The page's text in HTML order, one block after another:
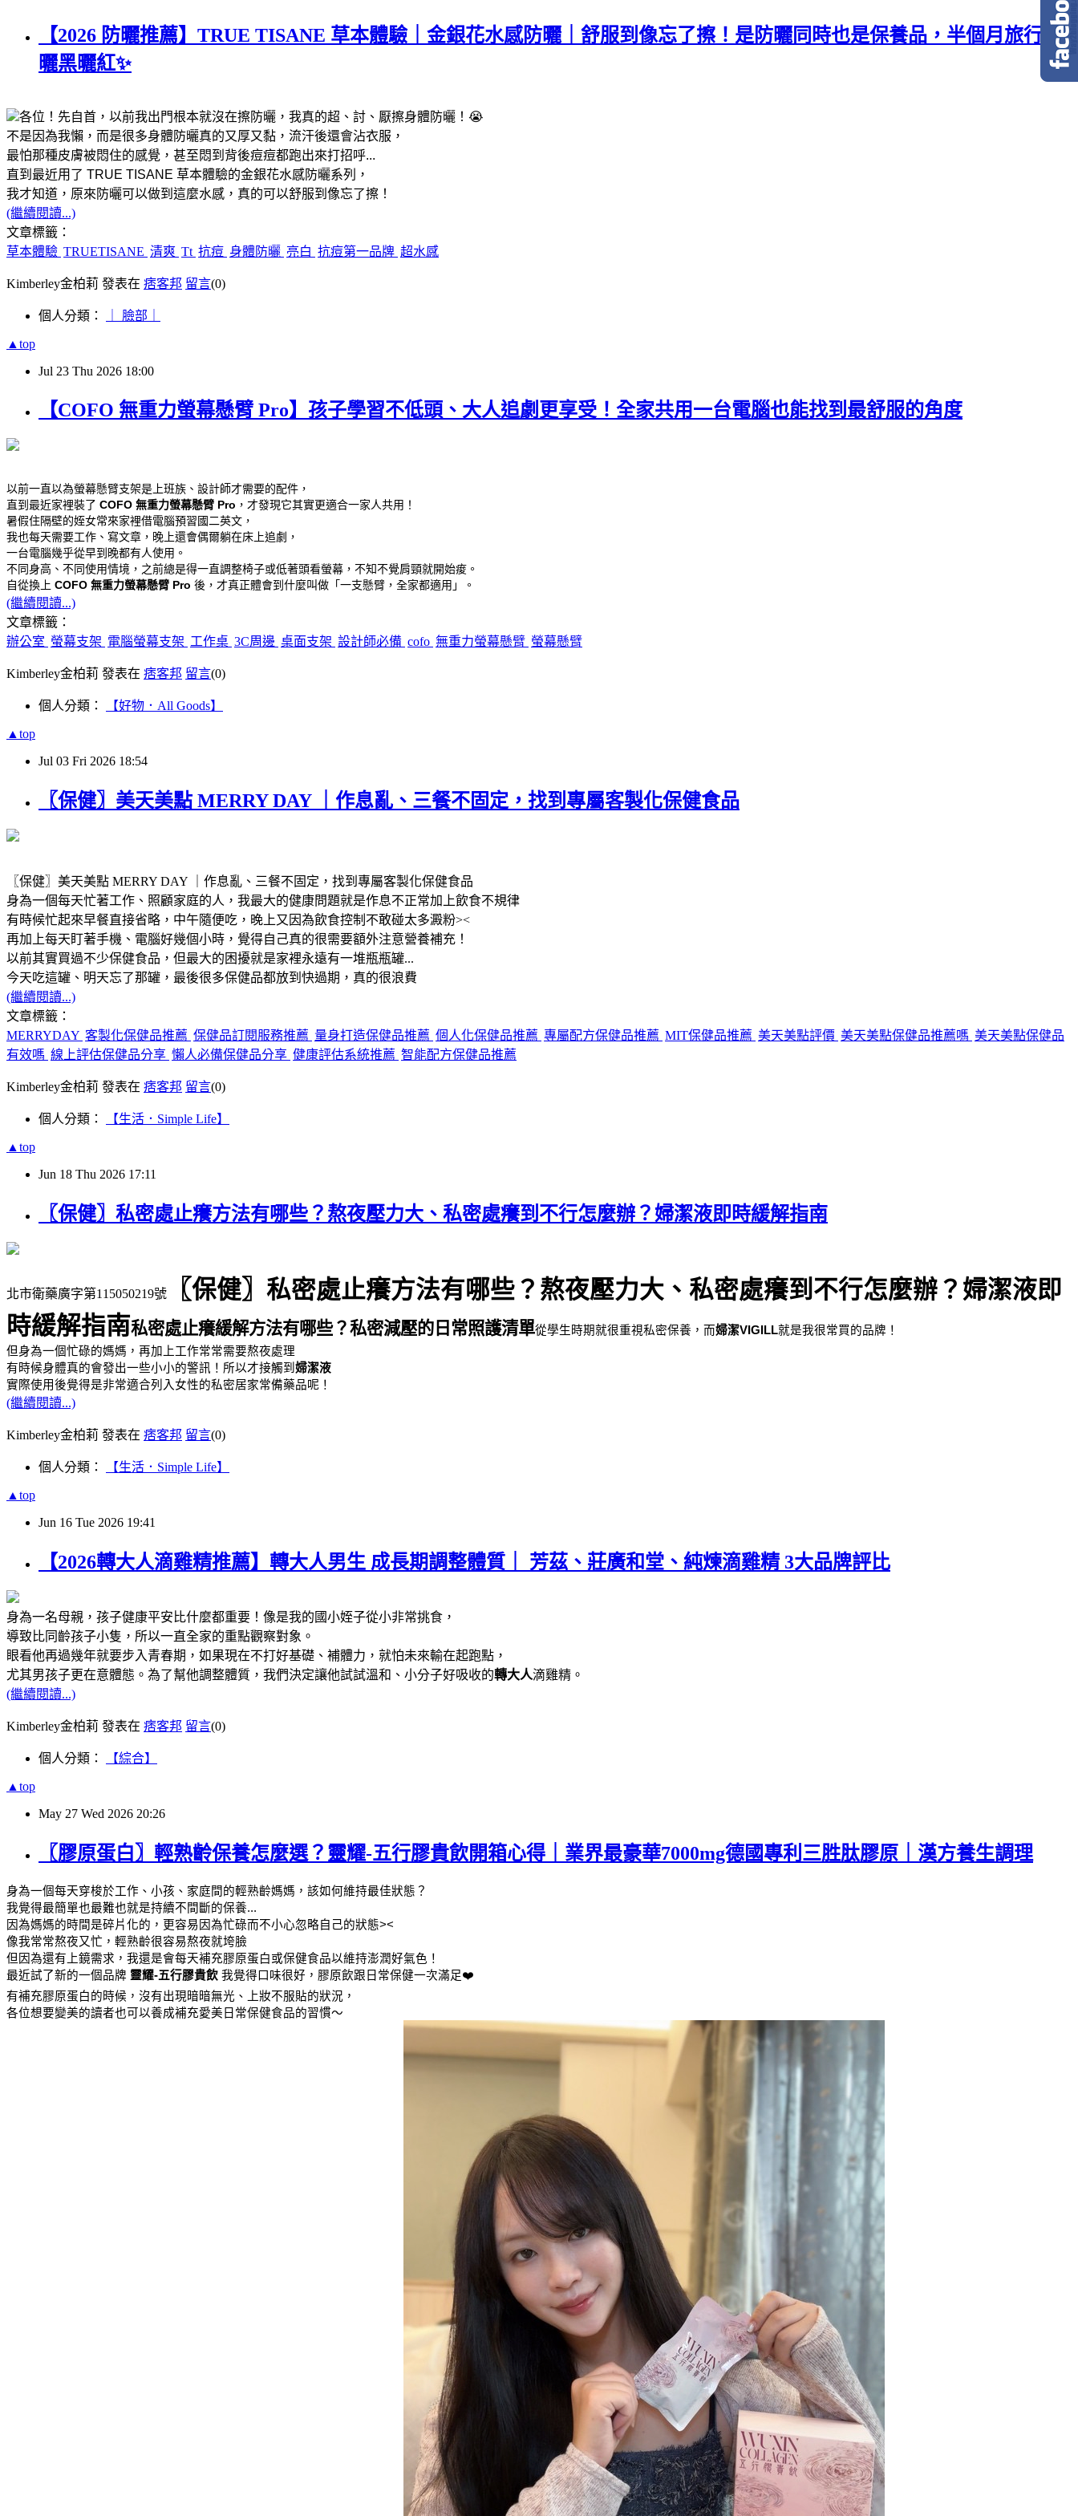
【2026 防曬推薦】TRUE TISANE 草本體驗｜金銀花水感防曬｜舒服到像忘了擦！是防曬同時也是保養品，半個月旅行沒
曬黑曬紅✨
各位！先自首，以前我出門根本就沒在擦防曬，我真的超、討、厭擦身體防曬！😭
不是因為我懶，而是很多身體防曬真的又厚又黏，流汗後還會沾衣服，
最怕那種皮膚被悶住的感覺，甚至悶到背後痘痘都跑出來打招呼...
直到最近用了 TRUE TISANE 草本體驗的金銀花水感防曬系列，
我才知道，原來防曬可以做到這麼水感，真的可以舒服到像忘了擦！
(繼續閱讀...)
文章標籤：
草本體驗 TRUETISANE 清爽 Tt 抗痘 身體防曬 亮白 抗痘第一品牌 超水感
Kimberley金柏莉 發表在 痞客邦 留言(0)
個人分類： ｜ 臉部｜
▲top
Jul 23 Thu 2026 18:00
【COFO 無重力螢幕懸臂 Pro】孩子學習不低頭、大人追劇更享受！全家共用一台電腦也能找到最舒服的角度
以前一直以為螢幕懸臂支架是上班族、設計師才需要的配件，
直到最近家裡裝了 COFO 無重力螢幕懸臂 Pro ，才發現它其實更適合一家人共用！
暑假住隔壁的姪女常來家裡借電腦預習國二英文，
我也每天需要工作、寫文章，晚上還會偶爾躺在床上追劇，
一台電腦幾乎從早到晚都有人使用。
不同身高、不同使用情境，之前總是得一直調整椅子或低著頭看螢幕，不知不覺肩頸就開始痠。
自從換上 COFO 無重力螢幕懸臂 Pro 後，才真正體會到什麼叫做「一支懸臂，全家都適用」。
(繼續閱讀...)
文章標籤：
辦公室 螢幕支架 電腦螢幕支架 工作桌 3C周邊 桌面支架 設計師必備 cofo 無重力螢幕懸臂 螢幕懸臂
Kimberley金柏莉 發表在 痞客邦 留言(0)
個人分類： 【好物．All Goods】
▲top
Jul 03 Fri 2026 18:54
〖保健〗美天美點 MERRY DAY ｜作息亂、三餐不固定，找到專屬客製化保健食品
〖保健〗美天美點 MERRY DAY ｜作息亂、三餐不固定，找到專屬客製化保健食品
身為一個每天忙著工作、照顧家庭的人，我最大的健康問題就是作息不正常加上飲食不規律
有時候忙起來早餐直接省略，中午隨便吃，晚上又因為飲食控制不敢碰太多澱粉><
再加上每天盯著手機、電腦好幾個小時，覺得自己真的很需要額外注意營養補充！
以前其實買過不少保健食品，但最大的困擾就是家裡永遠有一堆瓶瓶罐...
今天吃這罐、明天忘了那罐，最後很多保健品都放到快過期，真的很浪費
(繼續閱讀...)
文章標籤：
MERRYDAY 客製化保健品推薦 保健品訂閱服務推薦 量身打造保健品推薦 個人化保健品推薦 專屬配方保健品推薦 MIT保健品推薦 美天美點評價 美天美點保健品推薦嗎 美天美點保健品
有效嗎 線上評估保健品分享 懶人必備保健品分享 健康評估系統推薦 智能配方保健品推薦
Kimberley金柏莉 發表在 痞客邦 留言(0)
個人分類： 【生活．Simple Life】
▲top
Jun 18 Thu 2026 17:11
〖保健〗私密處止癢方法有哪些？熬夜壓力大、私密處癢到不行怎麼辦？婦潔液即時緩解指南
北市衛藥廣字第115050219號
〖保健〗私密處止癢方法有哪些？熬夜壓力大、私密處癢到不行怎麼辦？婦潔液即
時緩解指南私密處止癢緩解方法有哪些？私密減壓的日常照護清單從學生時期就很重視私密保養，而婦潔VIGILL就是我很常買的品牌！
但身為一個忙碌的媽媽，再加上工作常常需要熬夜處理
有時候身體真的會發出一些小小的警訊！所以才接觸到 婦潔液
實際使用後覺得是非常適合列入女性的私密居家常備藥品呢！
(繼續閱讀...)
Kimberley金柏莉 發表在 痞客邦 留言(0)
個人分類： 【生活．Simple Life】
▲top
Jun 16 Tue 2026 19:41
【2026轉大人滴雞精推薦】轉大人男生 成長期調整體質｜ 芳茲、莊廣和堂、純煉滴雞精 3大品牌評比
身為一名母親，孩子健康平安比什麼都重要！像是我的國小姪子從小非常挑食，
導致比同齡孩子小隻，所以一直全家的重點觀察對象。
眼看他再過幾年就要步入青春期，如果現在不打好基礎、補體力，就怕未來輸在起跑點，
尤其男孩子更在意體態。為了幫他調整體質，我們決定讓他試試溫和、小分子好吸收的轉大人滴雞精。
(繼續閱讀...)
Kimberley金柏莉 發表在 痞客邦 留言(0)
個人分類： 【綜合】
▲top
May 27 Wed 2026 20:26
〖膠原蛋白〗輕熟齡保養怎麼選？靈耀-五行膠貴飲開箱心得｜業界最豪華7000mg德國專利三胜肽膠原｜漢方養生調理
身為一個每天穿梭於工作、小孩、家庭間的輕熟齡媽媽，該如何維持最佳狀態？
我覺得最簡單也最難也就是持續不間斷的保養...
因為媽媽的時間是碎片化的，更容易因為忙碌而不小心忽略自己的狀態><
像我常常熬夜又忙，輕熟齡很容易熬夜就垮臉
但因為還有上鏡需求，我還是會每天補充膠原蛋白或保健食品以維持澎潤好氣色！
最近試了新的一個品牌 靈耀-五行膠貴飲 我覺得口味很好，膠原飲跟日常保健一次滿足❤️
有補充膠原蛋白的時候，沒有出現暗暗無光、上妝不服貼的狀況，
各位想要變美的讀者也可以養成補充愛美日常保健食品的習慣～